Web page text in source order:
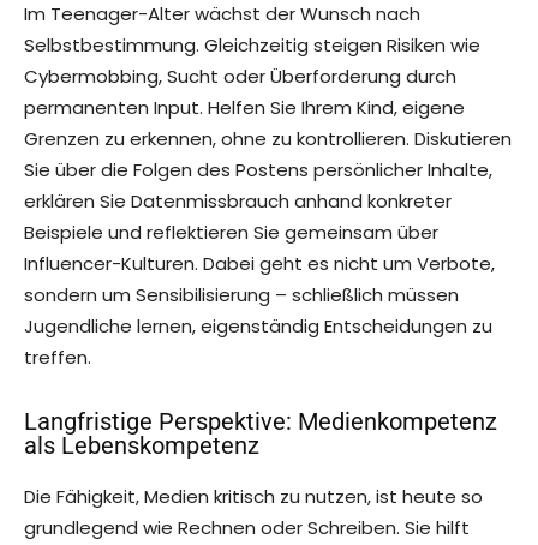
Im Teenager-Alter wächst der Wunsch nach
Selbstbestimmung. Gleichzeitig steigen Risiken wie
Cybermobbing, Sucht oder Überforderung durch
permanenten Input. Helfen Sie Ihrem Kind, eigene
Grenzen zu erkennen, ohne zu kontrollieren. Diskutieren
Sie über die Folgen des Postens persönlicher Inhalte,
erklären Sie Datenmissbrauch anhand konkreter
Beispiele und reflektieren Sie gemeinsam über
Influencer-Kulturen. Dabei geht es nicht um Verbote,
sondern um Sensibilisierung – schließlich müssen
Jugendliche lernen, eigenständig Entscheidungen zu
treffen.
Langfristige Perspektive: Medienkompetenz
als Lebenskompetenz
Die Fähigkeit, Medien kritisch zu nutzen, ist heute so
grundlegend wie Rechnen oder Schreiben. Sie hilft